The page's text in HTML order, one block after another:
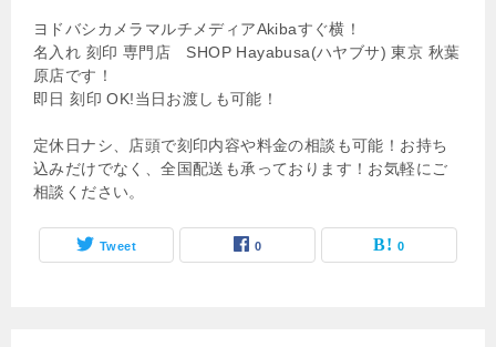
ヨドバシカメラマルチメディアAkibaすぐ横！
名入れ 刻印 専門店 SHOP Hayabusa(ハヤブサ) 東京 秋葉
原店です！
即日 刻印 OK!当日お渡しも可能！
定休日ナシ、店頭で刻印内容や料金の相談も可能！お持ち
込みだけでなく、全国配送も承っております！お気軽にご
相談ください。
Tweet 0 0